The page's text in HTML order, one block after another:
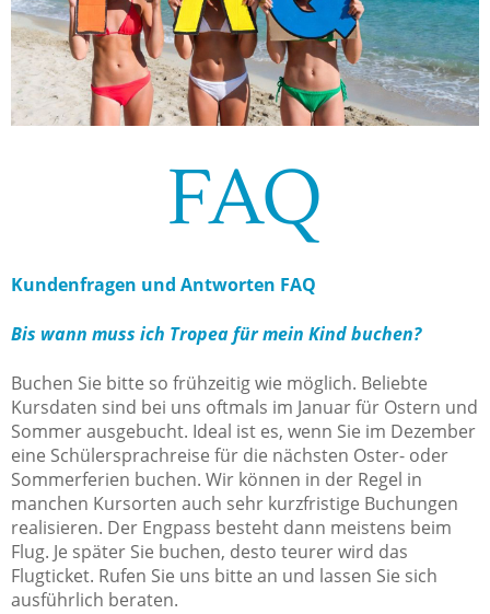
FAQ
Kundenfragen und Antworten FAQ
Bis wann muss ich Tropea für mein Kind buchen?
Buchen Sie bitte so frühzeitig wie möglich. Beliebte
Kursdaten sind bei uns oftmals im Januar für Ostern und
Sommer ausgebucht. Ideal ist es, wenn Sie im Dezember
eine Schülersprachreise für die nächsten Oster- oder
Sommerferien buchen. Wir können in der Regel in
manchen Kursorten auch sehr kurzfristige Buchungen
realisieren. Der Engpass besteht dann meistens beim
Flug. Je später Sie buchen, desto teurer wird das
Flugticket. Rufen Sie uns bitte an und lassen Sie sich
ausführlich beraten.